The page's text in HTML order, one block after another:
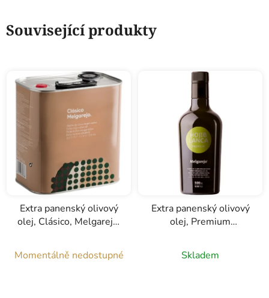
Související produkty
Extra panenský olivový
olej, Clásico, Melgarejo,
Momentálně nedostupné
Extra panenský olivový
olej, Premium
0,5l
Skladem